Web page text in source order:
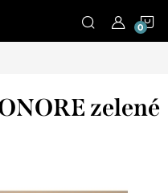
zelené